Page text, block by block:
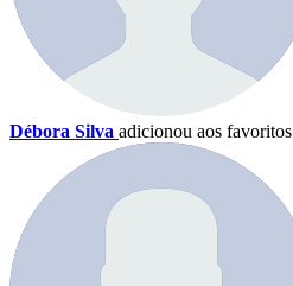
Débora Silva adicionou aos favoritos